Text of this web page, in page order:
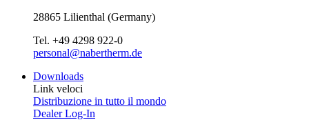
28865 Lilienthal (Germany)
Tel. +49 4298 922-0
personal@nabertherm.de
Downloads
Link veloci
Distribuzione in tutto il mondo
Dealer Log-In